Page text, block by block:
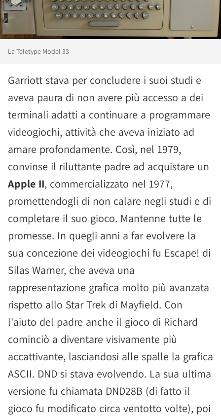
La Teletype Model 33
Garriott stava per concludere i suoi studi e
aveva paura di non avere più accesso a dei
terminali adatti a continuare a programmare
videogiochi, attività che aveva iniziato ad
amare profondamente. Così, nel 1979,
convinse il riluttante padre ad acquistare un
Apple II, commercializzato nel 1977,
promettendogli di non calare negli studi e di
completare il suo gioco. Mantenne tutte le
promesse. In quegli anni a far evolvere la
sua concezione dei videogiochi fu Escape! di
Silas Warner, che aveva una
rappresentazione grafica molto più avanzata
rispetto allo Star Trek di Mayfield. Con
l'aiuto del padre anche il gioco di Richard
cominciò a diventare visivamente più
accattivante, lasciandosi alle spalle la grafica
ASCII. DND si stava evolvendo. La sua ultima
versione fu chiamata DND28B (di fatto il
gioco fu modificato circa ventotto volte), poi